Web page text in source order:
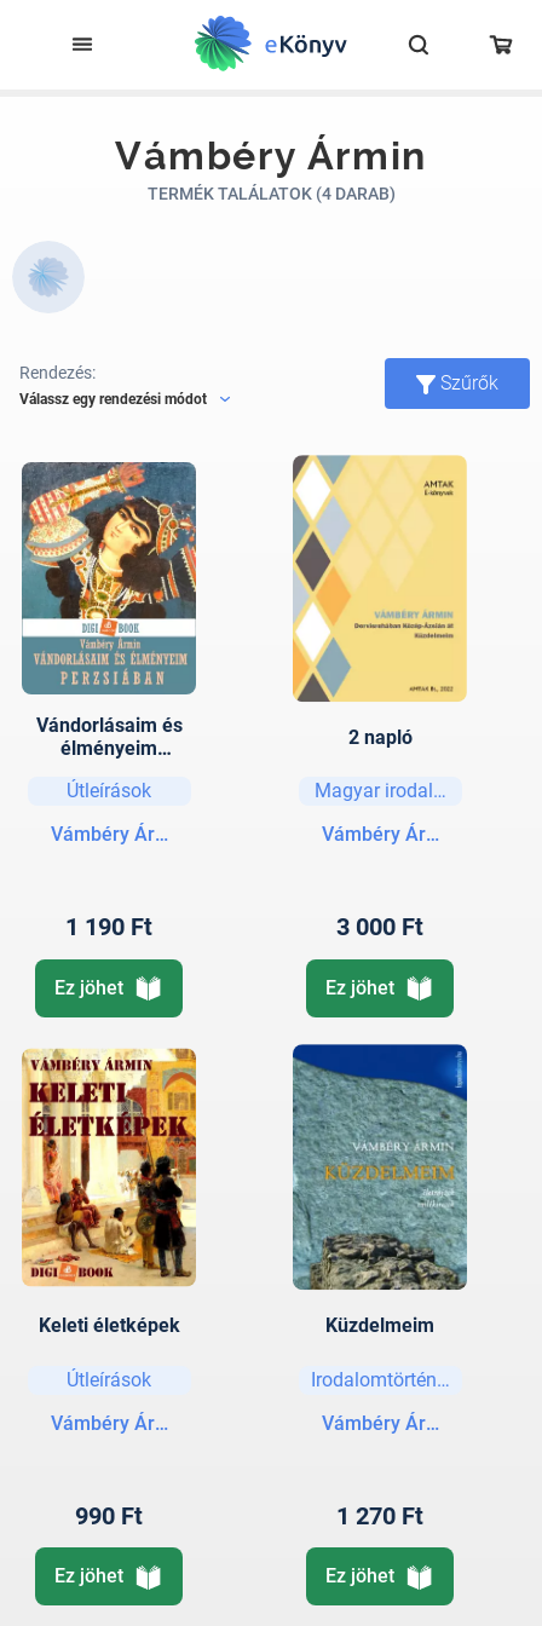
Vámbéry Ármin
TERMÉK TALÁLATOK (4 DARAB)
Rendezés:
Válassz egy rendezési módot
Szűrők
Vándorlásaim és
élményeim
Útleírások
Vámbéry Ármin
1 190 Ft
Ez jöhet
2 napló
Magyar irodalom
Vámbéry Ármin
3 000 Ft
Ez jöhet
Keleti életképek
Útleírások
Vámbéry Ármin
990 Ft
Ez jöhet
Küzdelmeim
Irodalomtörténet
Vámbéry Ármin
1 270 Ft
Ez jöhet